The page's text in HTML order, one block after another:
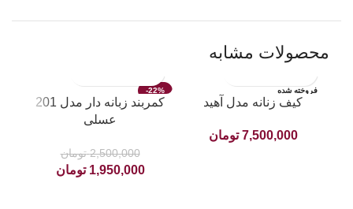
محصولات مشابه
فروخته شده
کیف زنانه مدل آهید
7,500,000 تومان
-22%
کمربند زبانه دار مدل 201
عسلی
2,500,000 تومان
1,950,000 تومان